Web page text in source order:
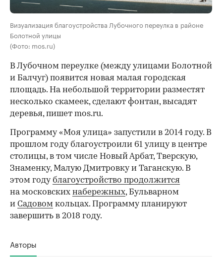
Визуализация благоустройства Лубочного переулка в районе
Болотной улицы
(Фото: mos.ru)
В Лубочном переулке (между улицами Болотной
и Балчуг) появится новая малая городская
площадь. На небольшой территории разместят
несколько скамеек, сделают фонтан, высадят
деревья, пишет mos.ru.
Программу «Моя улица» запустили в 2014 году. В
прошлом году благоустроили 61 улицу в центре
столицы, в том числе Новый Арбат, Тверскую,
Знаменку, Малую Дмитровку и Таганскую. В
этом году благоустройство продолжится
на московских набережных, Бульварном
и Садовом кольцах. Программу планируют
завершить в 2018 году.
Авторы